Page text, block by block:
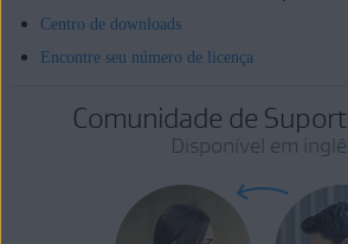
Centro de downloads
Encontre seu número de licença
Comunidade de
Disponível em